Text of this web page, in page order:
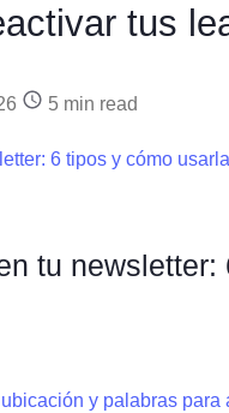
tus
5 min read
tu